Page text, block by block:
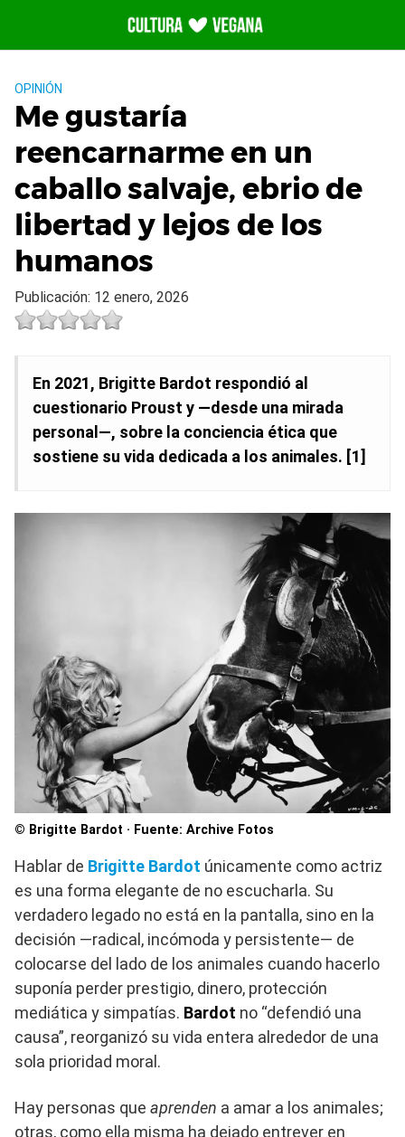
contenido
OPINIÓN
Me gustaría
reencarnarme en un
caballo salvaje, ebrio de
libertad y lejos de los
humanos
Publicación: 12 enero, 2026
En 2021, Brigitte Bardot respondió al
cuestionario Proust y —desde una mirada
personal—, sobre la conciencia ética que
sostiene su vida dedicada a los animales. [1]
© Brigitte Bardot · Fuente: Archive Fotos
Hablar de Brigitte Bardot únicamente como actriz
es una forma elegante de no escucharla. Su
verdadero legado no está en la pantalla, sino en la
decisión —radical, incómoda y persistente— de
colocarse del lado de los animales cuando hacerlo
suponía perder prestigio, dinero, protección
mediática y simpatías. Bardot no “defendió una
causa”, reorganizó su vida entera alrededor de una
sola prioridad moral.
Hay personas que aprenden a amar a los animales;
otras, como ella misma ha dejado entrever en